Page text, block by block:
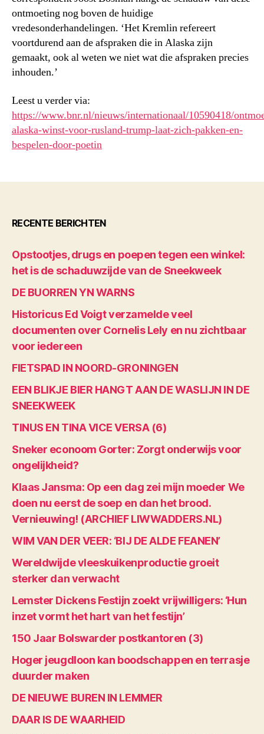
ontmoeting nog boven de huidige
vredesonderhandelingen. ‘Het Kremlin refereert
voortdurend aan de afspraken die in Alaska zijn
gemaakt, ook al weten we niet wat die afspraken precies
inhouden.’
Leest u verder via:
https://www.bnr.nl/nieuws/internationaal/10590418/
alaska-winst-voor-rusland-trump-laat-zich-pakken-en-
bespelen-door-poetin
RECENTE BERICHTEN
Opstootjes, drugs en poepen tegen een winkel:
het is de schaduwzijde van de Sneekweek
DE BUORREN YN WARNS
Historicus Ed Voigt verzamelde veel
documenten over Cornelis Lely en nu zichtbaar
voor iedereen
FIETSPAD IN NOORD-GRONINGEN
EEN BLIKJE BIER HANGT AAN DE WASLIJN IN DE
SNEEKWEEK
TINUS EN TINA VICE VERSA (6)
Sneker econoom Gorter: Zorgt onderwijs voor
ongelijkheid?
Klaas Jansma: Op een dag zei mijn moeder We
doen nu eerst de soep en dan het brood.
Vernieuwing! (ARCHIEF LIWWADDERS.NL)
WIM VAN DER VEER: ‘BIJ DE ALDE FEANEN’
Wereldwijde vleeskuikenproductie groeit
sterker dan verwacht
Lemster Dickens Festijn zoekt vrijwilligers: ‘Hun
inzet vormt het hart van het festijn’
150 Jaar Bolswarder postkantoren (3)
Hoger jeugdloon kan boodschappen en terrasje
duurder maken
DE NIEUWE BUREN IN LEMMER
DAAR IS DE WAARHEID